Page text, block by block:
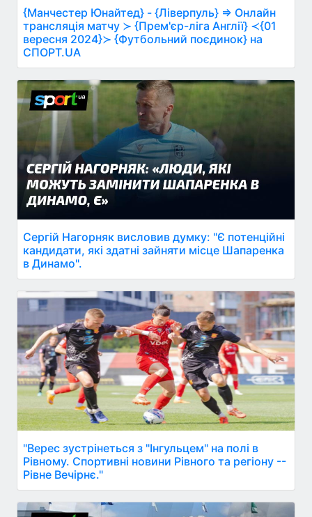
{Манчестер Юнайтед} - {Ліверпуль} ⇒ Онлайн
трансляція матчу ≻ {Прем'єр-ліга Англії} ≺{01
вересня 2024}≻ {Футбольний поєдинок} на
СПОРТ.UA
Сергій Нагорняк висловив думку: "Є потенційні
кандидати, які здатні зайняти місце Шапаренка
в Динамо".
"Верес зустрінеться з "Інгульцем" на полі в
Рівному. Спортивні новини Рівного та регіону --
Рівне Вечірнє."